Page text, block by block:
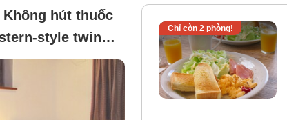
hút thuốc
style twin
toilet)
Chỉ còn 2phòng!